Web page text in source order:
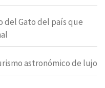
del Gato del país que
astronómico de lujo